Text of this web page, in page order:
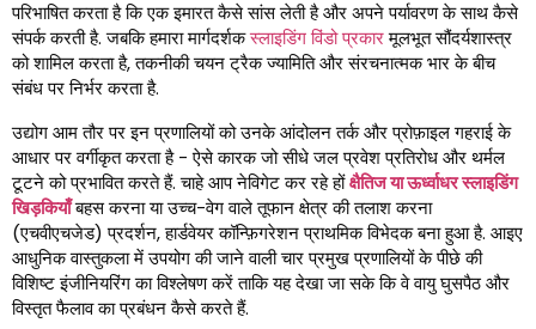
परिभाषित करता है कि एक इमारत कैसे सांस लेती है और अपने पर्यावरण के साथ कैसे
संपर्क करती है. जबकि हमारा मार्गदर्शकस्लाइडिंग विंडो प्रकारमूलभूत सौंदर्यशास्त्र
को शामिल करता है, तकनीकी चयन ट्रैक ज्यामिति और संरचनात्मक भार के बीच
संबंध पर निर्भर करता है.
उद्योग आम तौर पर इन प्रणालियों को उनके आंदोलन तर्क और प्रोफ़ाइल गहराई के
आधार पर वर्गीकृत करता है - ऐसे कारक जो सीधे जल प्रवेश प्रतिरोध और थर्मल
टूटने को प्रभावित करते हैं. चाहे आप नेविगेट कर रहे होंक्षैतिज या ऊर्ध्वाधर स्लाइडिंग
खिड़कियाँबहस करना या उच्च-वेग वाले तूफान क्षेत्र की तलाश करना
(एचवीएचजेड) प्रदर्शन, हार्डवेयर कॉन्फ़िगरेशन प्राथमिक विभेदक बना हुआ है. आइए
आधुनिक वास्तुकला में उपयोग की जाने वाली चार प्रमुख प्रणालियों के पीछे की
विशिष्ट इंजीनियरिंग का विश्लेषण करें ताकि यह देखा जा सके कि वे वायु घुसपैठ और
विस्तृत फैलाव का प्रबंधन कैसे करते हैं.